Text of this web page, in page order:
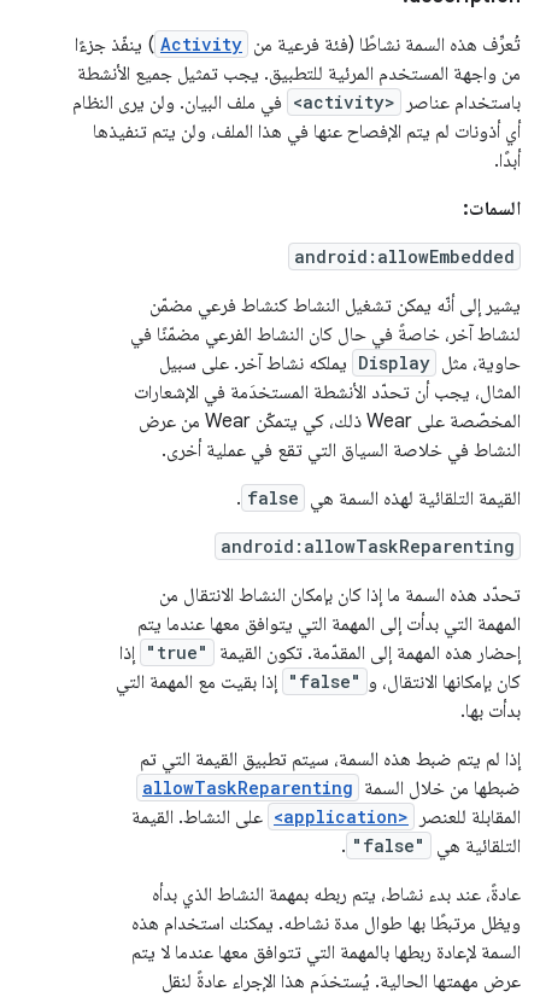
تُعرِّف هذه السمة نشاطًا (فئة فرعية من Activity ) ينفّذ جزءًا
من واجهة المستخدم المرئية للتطبيق. يجب تمثيل جميع الأنشطة
باستخدام عناصر
<activity> في ملف البيان. ولن يرى النظام
أي أذونات لم يتم الإفصاح عنها في هذا الملف، ولن يتم تنفيذها
أبدًا.
السمات:
android:allowEmbedded
يشير إلى أنّه يمكن تشغيل النشاط كنشاط فرعي مضمّن
لنشاط آخر، خاصةً في حال كان النشاط الفرعي مضمّنًا في
حاوية، مثل Display يملكه نشاط آخر. على سبيل
المثال، يجب أن تحدّد الأنشطة المستخدَمة في الإشعارات
المخصّصة على Wear ذلك، كي يتمكّن Wear من عرض
النشاط في خلاصة السياق التي تقع في عملية أخرى.
القيمة التلقائية لهذه السمة هي false
.
android:allowTaskReparenting
تحدّد هذه السمة ما إذا كان بإمكان النشاط الانتقال من
المهمة التي بدأت إلى المهمة التي يتوافق معها عندما يتم
إحضار هذه المهمة إلى المقدّمة. تكون القيمة
"true"
إذا
كان بإمكانها الانتقال، و "false"
إذا بقيت مع المهمة التي
بدأت بها.
إذا لم يتم ضبط هذه السمة، سيتم تطبيق القيمة التي تم
ضبطها من خلال السمة allowTaskReparenting
المقابلة للعنصر <application> على النشاط. القيمة
التلقائية هي
"false"
.
عادةً، عند بدء نشاط، يتم ربطه بمهمة النشاط الذي بدأه
ويظل مرتبطًا بها طوال مدة نشاطه. يمكنك استخدام هذه
السمة لإعادة ربطها بالمهمة التي تتوافق معها عندما لا يتم
عرض مهمتها الحالية. يُستخدَم هذا الإجراء عادةً لنقل